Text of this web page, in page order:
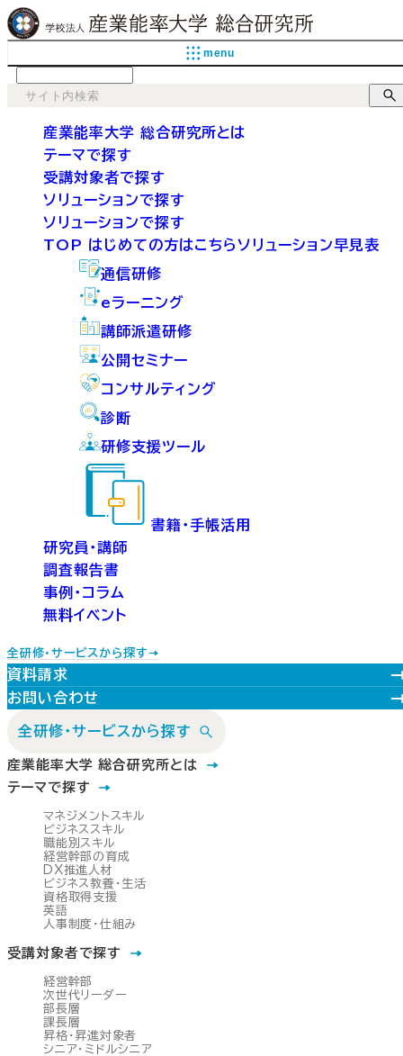
menu
産業能率大学 総合研究所とは
テーマで探す
受講対象者で探す
ソリューションで探す
ソリューションで探す
TOP はじめての方はこちらソリューション早見表
通信研修
eラーニング
講師派遣研修
公開セミナー
コンサルティング
診断
研修支援ツール
書籍・手帳活用
研究員・講師
調査報告書
事例・コラム
無料イベント
全研修・サービスから探す
資料請求
お問い合わせ
全研修・サービスから探す
産業能率大学 総合研究所とは
テーマで探す
マネジメントスキル
ビジネススキル
職能別スキル
経営幹部の育成
DX推進人材
ビジネス教養・生活
資格取得支援
英語
人事制度・仕組み
受講対象者で探す
経営幹部
次世代リーダー
部長層
課長層
昇格・昇進対象者
シニア・ミドルシニア